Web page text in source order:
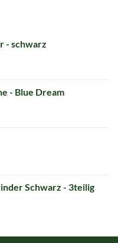
- schwarz
- Blue Dream
Schwarz - 3teilig